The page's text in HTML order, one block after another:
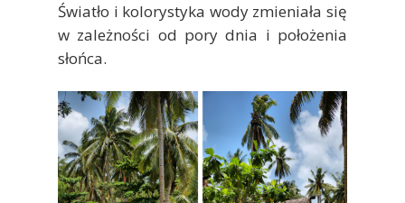
Światło i kolorystyka wody zmieniała się
w zależności od pory dnia i położenia
słońca.